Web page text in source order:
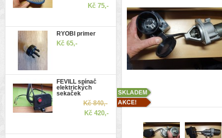
Kč 75,-
RYOBI primer
Kč 65,-
FEVILL spínač
elektrických
sekaček
Kč 840,-
Kč 420,-